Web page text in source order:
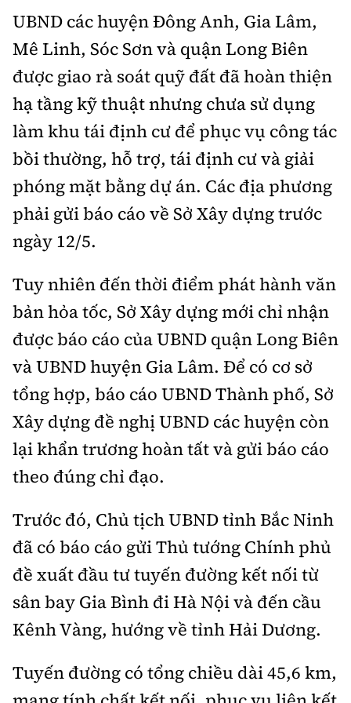
Phó Tổng biên tập:
Nguyễn Sơn Tùng,
Nguyễn Đức Thắng, La Đức Hùng
Hotline:
0901 514 799
Quảng cáo và Phát hành:
0915 057 282
Email:bandoc@baoxaydung.vn
Cấm sao chép dưới mọi hình thức nếu không có sự
chấp thuận bằng văn bản.
Thông tin tòa
UBND các huyện Đông Anh, Gia Lâm,
Mê Linh, Sóc Sơn và quận Long Biên
được giao rà soát quỹ đất đã hoàn thiện
hạ tầng kỹ thuật nhưng chưa sử dụng
làm khu tái định cư để phục vụ công tác
bồi thường, hỗ trợ, tái định cư và giải
phóng mặt bằng dự án. Các địa phương
phải gửi báo cáo về Sở Xây dựng trước
ngày 12/5.
Tuy nhiên đến thời điểm phát hành văn
bản hỏa tốc, Sở Xây dựng mới chỉ nhận
được báo cáo của UBND quận Long Biên
và UBND huyện Gia Lâm. Để có cơ sở
tổng hợp, báo cáo UBND Thành phố, Sở
Xây dựng đề nghị UBND các huyện còn
lại khẩn trương hoàn tất và gửi báo cáo
theo đúng chỉ đạo.
Trước đó, Chủ tịch UBND tỉnh Bắc Ninh
đã có báo cáo gửi Thủ tướng Chính phủ
đề xuất đầu tư tuyến đường kết nối từ
sân bay Gia Bình đi Hà Nội và đến cầu
Kênh Vàng, hướng về tỉnh Hải Dương.
Tuyến đường có tổng chiều dài 45,6 km,